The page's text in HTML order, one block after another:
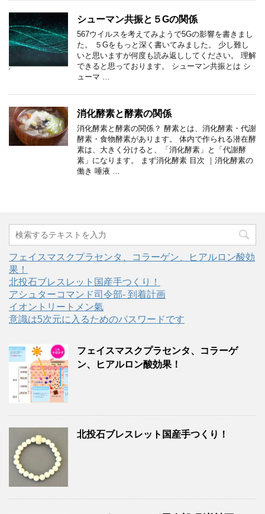
シューマン共振と５Gの関係
567ウイルスを考えてみようで5Gの影響を書きまし
た。 ５Gをもっと深く書いてみました。 少し難し
いと思いますが何度も読み返ししてください。 理解
できると思っております。 シューマン共振とは シ
ューマ …
消化酵素と酵素の関係
消化酵素と酵素の関係？ 酵素とは、消化酵素・代謝
酵素・食物酵素があります。 体内で作られる潜在酵
素は、大きく分けると、「消化酵素」と「代謝酵
素」になります。 まず消化酵素 目次 ｜消化酵素の
働き 唾液 …
フェイスマスクプラセンタ、コラーゲン、ヒアルロン酸効
果！
北投石ブレスレット国産手つくり！
アシュターコマンド司令部- 到着計画
イオントリートメン氣
意識は5次元に入るためのパスワードです
フェイスマスクプラセンタ、コラーゲ
ン、ヒアルロン酸効果！
北投石ブレスレット国産手つくり！